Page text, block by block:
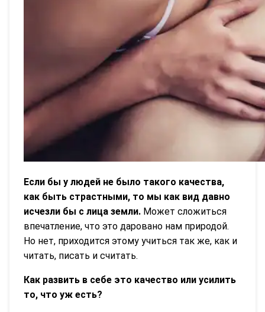
Если бы у людей не было такого качества,
как быть страстными, то мы как вид давно
исчезли бы с лица земли. Может сложиться
впечатление, что это даровано нам природой.
Но нет, приходится этому учиться так же, как и
читать, писать и считать.
Как развить в себе это качество или усилить
то, что уж есть?